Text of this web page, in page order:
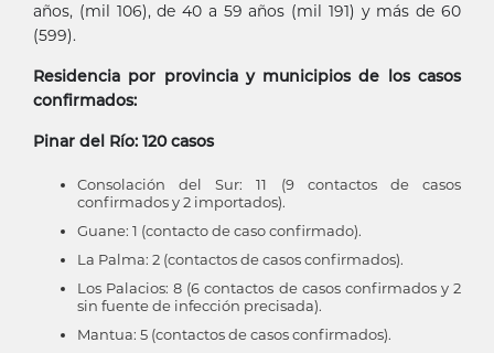
años, (mil 106), de 40 a 59 años (mil 191) y más de 60
(599).
Residencia por provincia y municipios de los casos
confirmados:
Pinar del Río: 120 casos
Consolación del Sur: 11 (9 contactos de casos
confirmados y 2 importados).
Guane: 1 (contacto de caso confirmado).
La Palma: 2 (contactos de casos confirmados).
Los Palacios: 8 (6 contactos de casos confirmados y 2
sin fuente de infección precisada).
Mantua: 5 (contactos de casos confirmados).